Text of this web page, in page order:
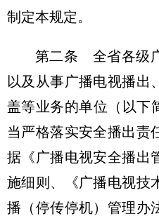
制定本规定。
第二条 全省各级
以及从事广播电视播出
盖等业务的单位（以下
当严格落实安全播出责
据《广播电视安全播出
施细则、《广播电视技
播（停传停机）管理办